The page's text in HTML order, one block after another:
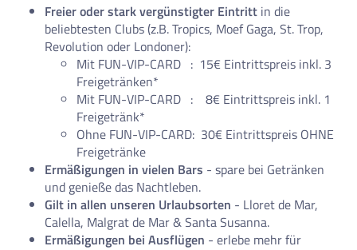
Freier oder stark vergünstigter Eintritt in die
beliebtesten Clubs (z.B. Tropics, Moef Gaga, St. Trop,
Revolution oder Londoner):
Mit FUN-VIP-CARD : 15€ Eintrittspreis inkl. 3
Freigetränken*
Mit FUN-VIP-CARD : 8€ Eintrittspreis inkl. 1
Freigetränk*
Ohne FUN-VIP-CARD: 30€ Eintrittspreis OHNE
Freigetränke
Ermäßigungen in vielen Bars - spare bei Getränken
und genieße das Nachtleben.
Gilt in allen unseren Urlaubsorten - Lloret de Mar,
Calella, Malgrat de Mar & Santa Susanna.
Ermäßigungen bei Ausflügen - erlebe mehr für